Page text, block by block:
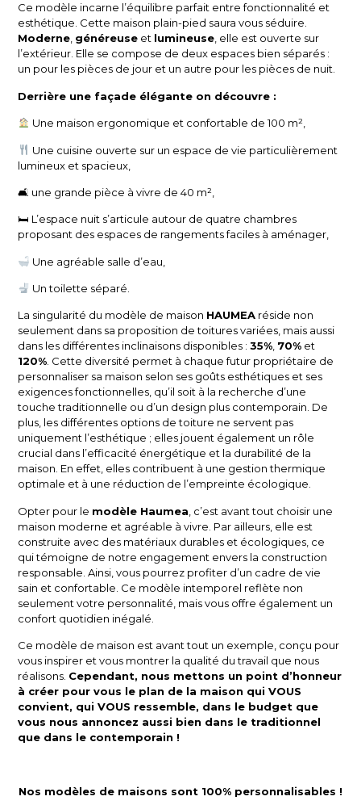
Ce modèle incarne l’équilibre parfait entre fonctionnalité et
esthétique. Cette maison plain-pied saura vous séduire.
Moderne, généreuse et lumineuse, elle est ouverte sur
l’extérieur. Elle se compose de deux espaces bien séparés :
un pour les pièces de jour et un autre pour les pièces de nuit.
Derrière une façade élégante on découvre :
Une maison ergonomique et confortable de 100 m²,
Une cuisine ouverte sur un espace de vie particulièrement
lumineux et spacieux,
🛋 une grande pièce à vivre de 40 m²,
🛏 L’espace nuit s’articule autour de quatre chambres
proposant des espaces de rangements faciles à aménager,
Une agréable salle d’eau,
Un toilette séparé.
La singularité du modèle de maison HAUMEA réside non
seulement dans sa proposition de toitures variées, mais aussi
dans les différentes inclinaisons disponibles :35%, 70% et
120%. Cette diversité permet à chaque futur propriétaire de
personnaliser sa maison selon ses goûts esthétiques et ses
exigences fonctionnelles, qu’il soit à la recherche d’une
touche traditionnelle ou d’un design plus contemporain. De
plus, les différentes options de toiture ne servent pas
uniquement l’esthétique ; elles jouent également un rôle
crucial dans l’efficacité énergétique et la durabilité de la
maison. En effet, elles contribuent à une gestion thermique
optimale et à une réduction de l’empreinte écologique.
Opter pour le modèle Haumea , c’est avant tout choisir une
maison moderne et agréable à vivre. Par ailleurs, elle est
construite avec des matériaux durables et écologiques, ce
qui témoigne de notre engagement envers la construction
responsable. Ainsi, vous pourrez profiter d’un cadre de vie
sain et confortable. Ce modèle intemporel reflète non
seulement votre personnalité, mais vous offre également un
confort quotidien inégalé.
Ce modèle de maison est avant tout un exemple, conçu pour
vous inspirer et vous montrer la qualité du travail que nous
réalisons. Cependant, nous mettons un point d’honneur
à créer pour vous le plan de la maison qui VOUS
convient, qui VOUS ressemble, dans le budget que
vous nous annoncez aussi bien dans le traditionnel
que dans le contemporain !
Nos modèles de maisons sont 100% personnalisables !